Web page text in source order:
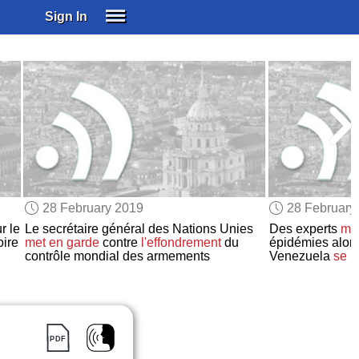
Sign In
SUBSCRIBE
EDUCATIONAL LICENSES
GIFT CARDS
OTHER LANGUAGES
ABOUT US
ALEXA
ADJUST COLORS
le
28 February 2019
Le secrétaire général des Nations Unies
met en gardecontre l'effondrementdu
contrôle mondial des armements
28
Des experts
épidémies
Venezuelase